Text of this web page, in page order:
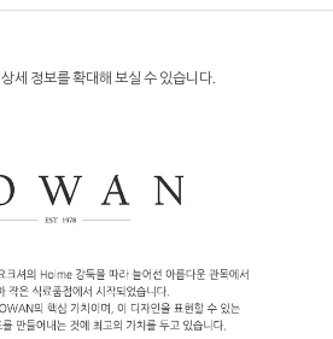
상세 정보를 확대해 보실 수 있습니다.